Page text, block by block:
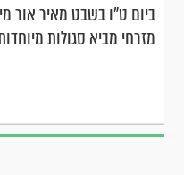
ביום ט"ו בשבט מאיר אור
מזרחי מביא סגולות